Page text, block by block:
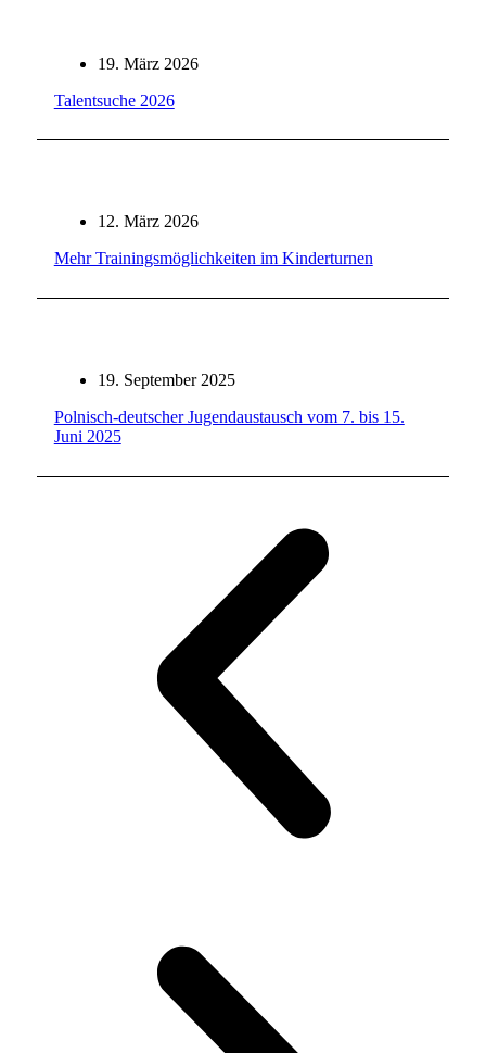
19. März 2026
Talentsuche 2026
12. März 2026
Mehr Trainingsmöglichkeiten im Kinderturnen
19. September 2025
Polnisch-deutscher Jugendaustausch vom 7. bis 15.
Juni 2025